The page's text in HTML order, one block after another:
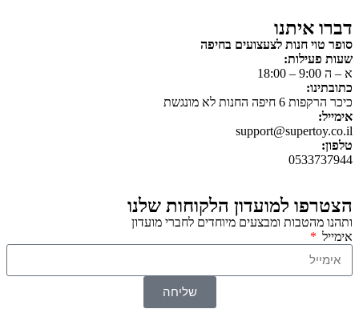
דברו איתנו
סופר טוי חנות לצעצועים בחיפה
שעות פעילות:
א – ה 9:00 – 18:00
כתובתינו:
כיכר הרקפות 6 חיפה החנות לא מונגשת
אימייל:
support@supertoy.co.il
טלפון:
0533737944
הצטרפו למועדון הלקוחות שלנו
ותהנו מהטבות ומבצעים מיוחדים לחברי מועדון
אימייל
שליחה